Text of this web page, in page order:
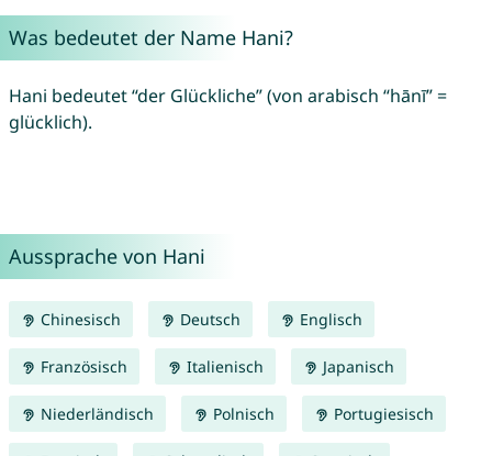
Was bedeutet der Name Hani?
Hani bedeutet “der Glückliche” (von arabisch “hānī” =
glücklich).
Aussprache von Hani
Chinesisch Deutsch Englisch
Französisch Italienisch Japanisch
Niederländisch Polnisch Portugiesisch